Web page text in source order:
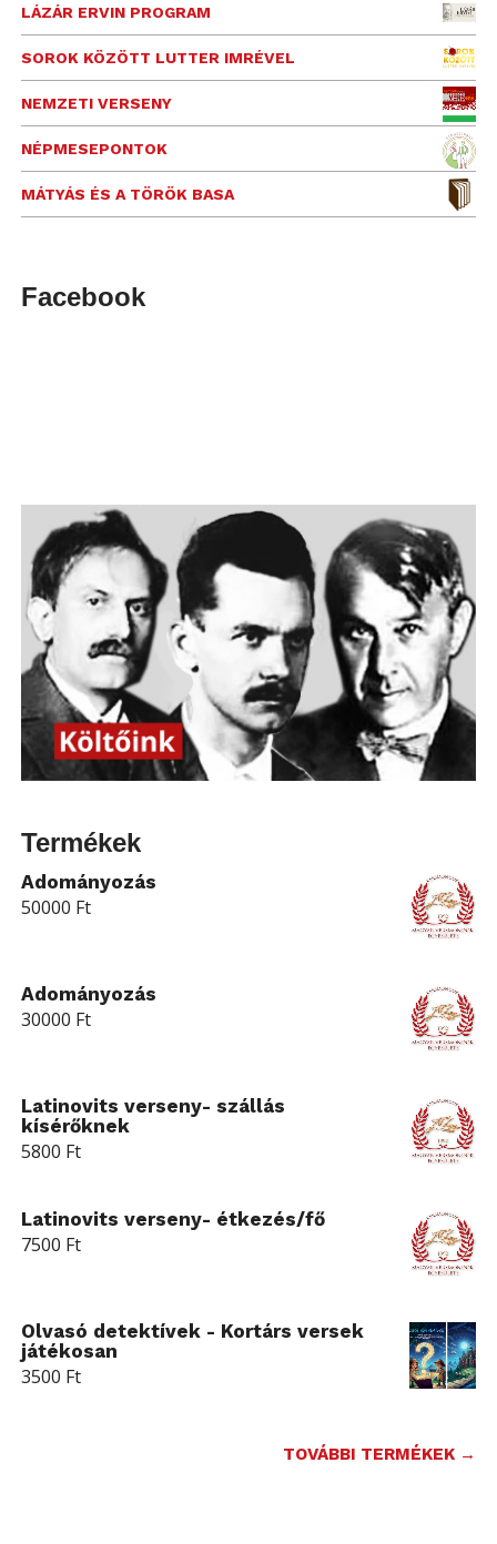
LÁZÁR ERVIN PROGRAM
SOROK KÖZÖTT LUTTER IMRÉVEL
NEMZETI VERSENY
NÉPMESEPONTOK
MÁTYÁS ÉS A TÖRÖK BASA
Facebook
Termékek
Adományozás
50000 Ft
Adományozás
30000 Ft
Latinovits verseny- szállás
kísérőknek
5800 Ft
Latinovits verseny- étkezés/fő
7500 Ft
Olvasó detektívek - Kortárs versek
játékosan
3500 Ft
TOVÁBBI TERMÉKEK →